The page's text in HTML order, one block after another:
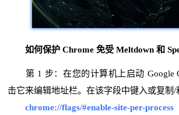
如何保护 Chrome 免受 Meltdown 和
第 1 步：在您的计算机上启动 Google
击它来编辑地址栏。在该字段中键入或复制/
chrome://flags/#enable-site-per-process